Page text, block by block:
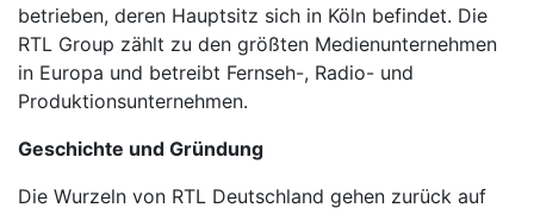
TEVE2
TV8,5
SöZCü TV
betrieben, deren Hauptsitz sich in Köln befindet. Die
RTL Group zählt zu den größten Medienunternehmen
in Europa und betreibt Fernseh-, Radio- und
Produktionsunternehmen.
Geschichte und Gründung
Die Wurzeln von RTL Deutschland gehen zurück auf